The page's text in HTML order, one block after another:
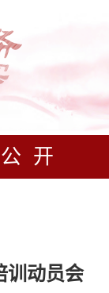
公开
训动员会